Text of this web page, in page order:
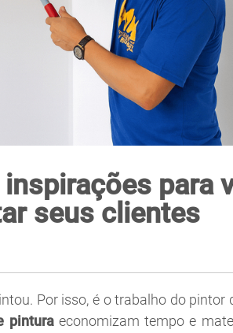
para
seus clientes
Por isso, é o trabalho do pintor
pinturaeconomizam tempo e